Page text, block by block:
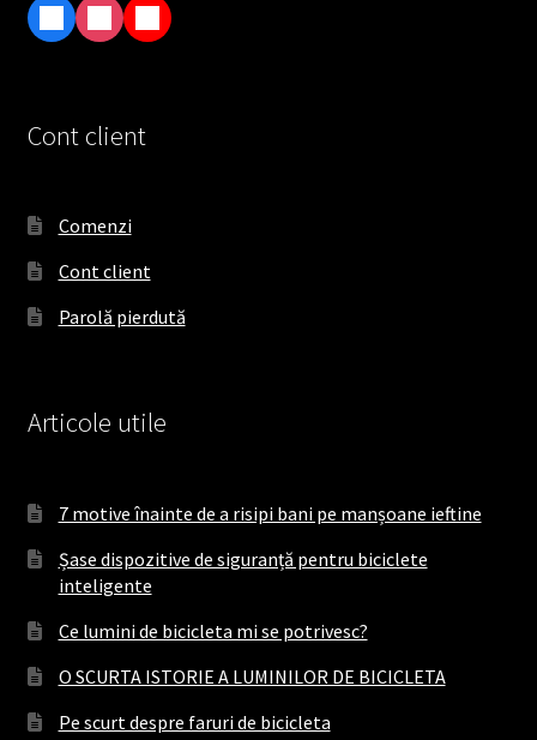
F
b
k
I
t
a
a
m
T
Cont client
Comenzi
Cont client
Parolă pierdută
Articole utile
7 motive înainte de a risipi bani pe manșoane ieftine
Șase dispozitive de siguranță pentru biciclete
inteligente
Ce lumini de bicicleta mi se potrivesc?
O SCURTA ISTORIE A LUMINILOR DE BICICLETA
Pe scurt despre faruri de bicicleta